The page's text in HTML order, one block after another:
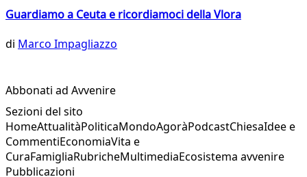
Guardiamo a Ceuta e ricordiamoci della Vlora
di Marco Impagliazzo
Abbonati ad Avvenire
Sezioni del sito
HomeAttualitàPoliticaMondoAgoràPodcastChiesaIdee e
CommentiEconomiaVita e
CuraFamigliaRubricheMultimediaEcosistema avvenire
Pubblicazioni